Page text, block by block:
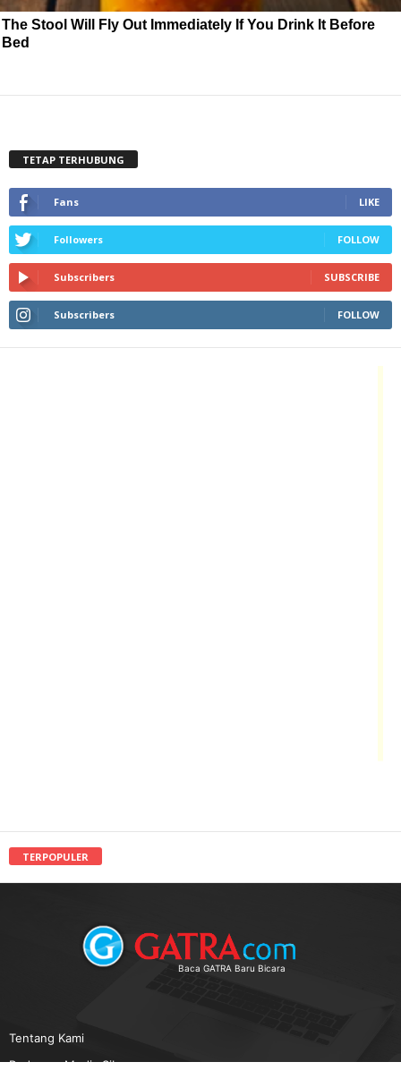
The Stool Will Fly Out Immediately If You Drink It Before
Bed
TETAP TERHUBUNG
Fans LIKE
Followers FOLLOW
Subscribers SUBSCRIBE
Subscribers FOLLOW
TERPOPULER
Baca GATRA Baru Bicara
Tentang Kami
Pedoman Media Siber